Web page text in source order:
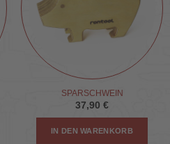
SPARSCHWEIN
37,90 €
IN DEN WARENKORB